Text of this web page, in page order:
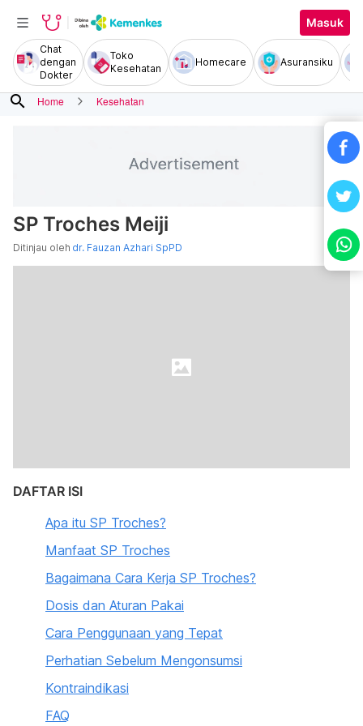
Masuk
Chat
dengan
Dokter
Toko
Kesehatan
Homecare Asuransiku
search Home Kesehatan
SP Troches Meiji
Ditinjau oleh dr. Fauzan Azhari SpPD
DAFTAR ISI
Apa itu SP Troches?
Manfaat SP Troches
Bagaimana Cara Kerja SP Troches?
Dosis dan Aturan Pakai
Cara Penggunaan yang Tepat
Perhatian Sebelum Mengonsumsi
Kontraindikasi
FAQ